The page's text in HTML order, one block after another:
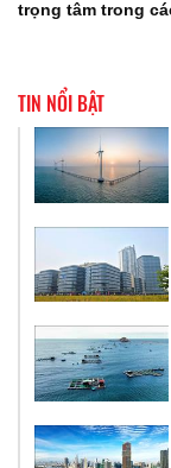
trọng tâm trong
TIN NỔI BẬT